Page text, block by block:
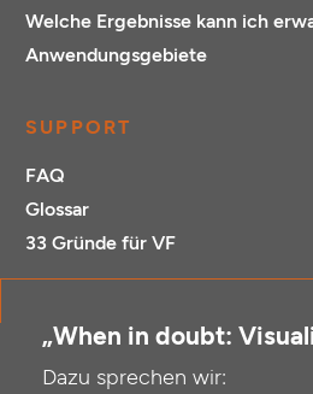
Welche Ergebnisse kann ich
Anwendungsgebiete
SUPPORT
FAQ
Glossar
33 Gründe für VF
„When in doubt:
Dazu sprechen wir: